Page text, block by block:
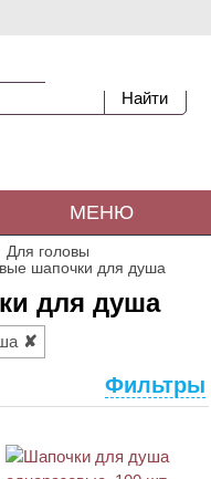
МЕНЮ
Для головы
шапочки для душа
для душа
Фильтры